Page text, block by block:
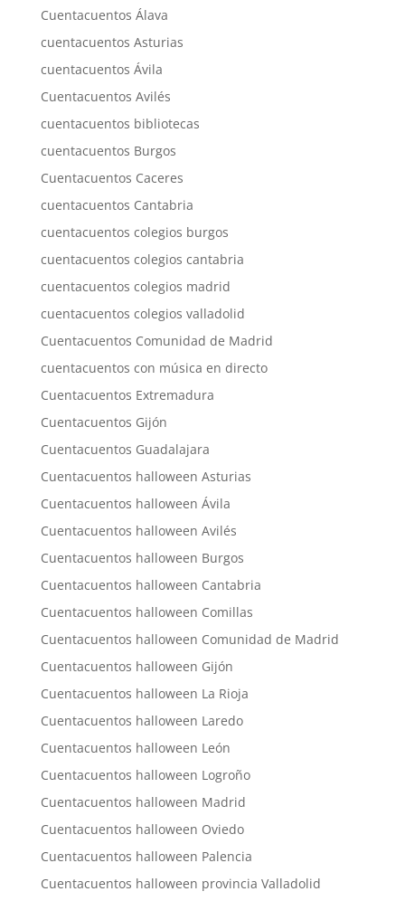
Cuentacuentos Álava
cuentacuentos Asturias
cuentacuentos Ávila
Cuentacuentos Avilés
cuentacuentos bibliotecas
cuentacuentos Burgos
Cuentacuentos Caceres
cuentacuentos Cantabria
cuentacuentos colegios burgos
cuentacuentos colegios cantabria
cuentacuentos colegios madrid
cuentacuentos colegios valladolid
Cuentacuentos Comunidad de Madrid
cuentacuentos con música en directo
Cuentacuentos Extremadura
Cuentacuentos Gijón
Cuentacuentos Guadalajara
Cuentacuentos halloween Asturias
Cuentacuentos halloween Ávila
Cuentacuentos halloween Avilés
Cuentacuentos halloween Burgos
Cuentacuentos halloween Cantabria
Cuentacuentos halloween Comillas
Cuentacuentos halloween Comunidad de Madrid
Cuentacuentos halloween Gijón
Cuentacuentos halloween La Rioja
Cuentacuentos halloween Laredo
Cuentacuentos halloween León
Cuentacuentos halloween Logroño
Cuentacuentos halloween Madrid
Cuentacuentos halloween Oviedo
Cuentacuentos halloween Palencia
Cuentacuentos halloween provincia Valladolid